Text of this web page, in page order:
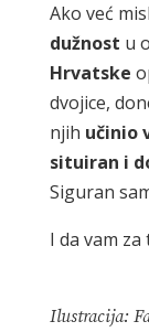
Ako već
dužnost u
Hrvatske
dvojice,
njih učinio
situiran i
Siguran
I da vam
Ilustracija: